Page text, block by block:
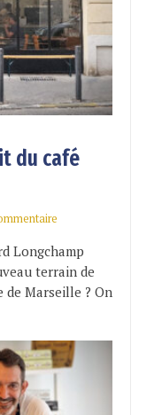
du café
Longchamp
terrain de
Marseille ? On